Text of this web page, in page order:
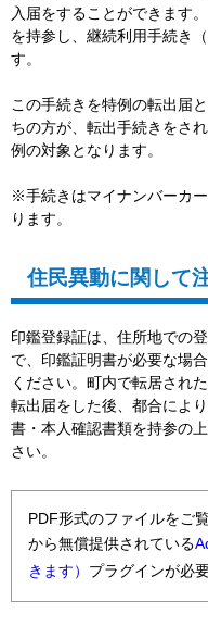
入届をすることができます
を持参し、継続利用手続き
す。
この手続きを特例の転出届
ちの方が、転出手続きをさ
例の対象となります。
※手続きはマイナンバーカ
ります。
住民異動に関して
印鑑登録証は、住所地での
で、印鑑証明書が必要な場
ください。町内で転居され
転出届をした後、都合によ
書・本人確認書類を持参の
さい。
PDF形式のファイルをご
から無償提供されている
きます） プラグインが必要